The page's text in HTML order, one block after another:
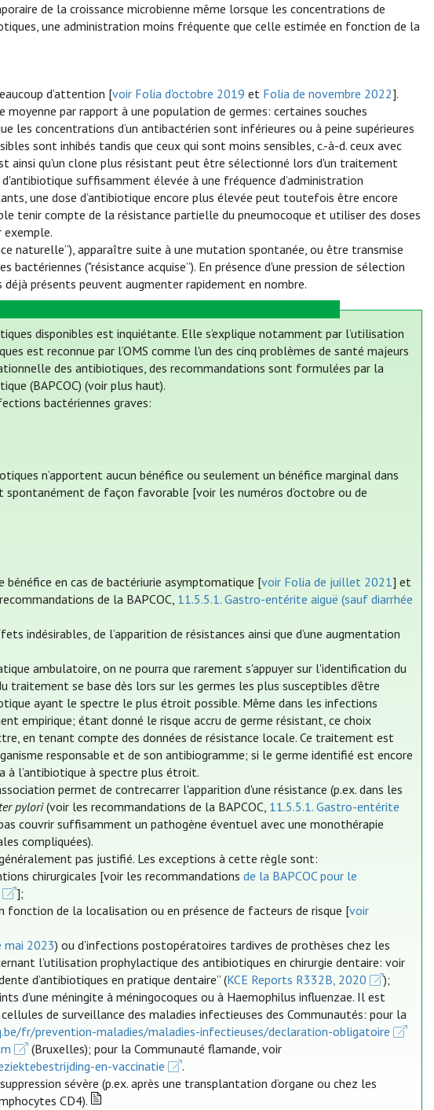
de la croissance microbienne même lorsque les concentrations de
une administration moins fréquente que celle estimée en fonction de la
d’attention [voir Folia d'octobre 2019 et Folia de novembre 2022].
par rapport à une population de germes: certaines souches
les concentrations d’un antibactérien sont inférieures ou à peine supérieures
sont inhibés tandis que ceux qui sont moins sensibles, c.-à-d. ceux avec
ainsi qu'un clone plus résistant peut être sélectionné lors d'un traitement
suffisamment élevée à une fréquence d’administration
une dose d’antibiotique encore plus élevée peut toutefois être encore
tenir compte de la résistance partielle du pneumocoque et utiliser des doses
exemple.
naturelle”), apparaître suite à une mutation spontanée, ou être transmise
("résistance acquise”). En présence d'une pression de sélection
présents peuvent augmenter rapidement en nombre.
disponibles est inquiétante. Elle s’explique notamment par l’utilisation
est reconnue par l’OMS comme l'un des cinq problèmes de santé majeurs
des antibiotiques, des recommandations sont formulées par la
(BAPCOC) (voir plus haut).
bactériennes graves:
n’apportent aucun bénéfice ou seulement un bénéfice marginal dans
de façon favorable [voir les numéros d’octobre ou de
bénéfice en cas de bactériurie asymptomatique [voir Folia de juillet 2021] et
de la BAPCOC, 11.5.5.1. Gastro-entérite aiguë (sauf diarrhée
indésirables, de l’apparition de résistances ainsi que d’une augmentation
ambulatoire, on ne pourra que rarement s'appuyer sur l'identification du
traitement se base dès lors sur les germes les plus susceptibles d’être
ayant le spectre le plus étroit possible. Même dans les infections
empirique; étant donné le risque accru de germe résistant, ce choix
en tenant compte des données de résistance locale. Ce traitement est
responsable et de son antibiogramme; si le germe identifié est encore
à l’antibiotique à spectre plus étroit.
permet de contrecarrer l'apparition d'une résistance (p.ex. dans les
pylori(voir les recommandations de la BAPCOC, 11.5.5.1. Gastro-entérite
couvrir suffisamment un pathogène éventuel avec une monothérapie
compliquées).
pas justifié. Les exceptions à cette règle sont:
chirurgicales [voir les recommandationsde la BAPCOC pour le
];
fonction de la localisation ou en présence de facteurs de risque [voir
mai 2023) ou d’infections postopératoires tardives de prothèses chez les
l’utilisation prophylactique des antibiotiques en chirurgie dentaire: voir
d’antibiotiques en pratique dentaire” (KCE Reports R332B, 2020
);
d’une méningite à méningocoques ou à Haemophilus influenzae. Il est
de surveillance des maladies infectieuses des Communautés: pour la
fr/prevention-maladies/maladies-infectieuses/declaration-obligatoire
(Bruxelles); pour la Communauté flamande, voir
en-vaccinatie
.
sévère (p.ex. après une transplantation d’organe ou chez les
CD4).